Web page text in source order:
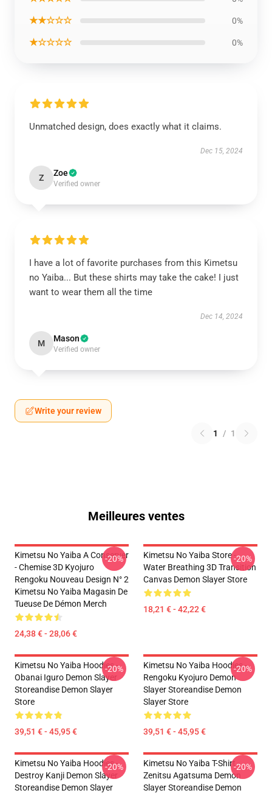
★★☆☆☆ 0%
★☆☆☆☆ 0%
Unmatched design, does exactly what it claims.
Dec 15, 2024
Z Zoe
Verified owner
I have a lot of favorite purchases from this Kimetsu
no Yaiba... But these shirts may take the cake! I just
want to wear them all the time
Dec 14, 2024
M Mason
Verified owner
Write your review
1 / 1
Meilleures ventes
Kimetsu No Yaiba A Conserver
- Chemise 3D Kyojuro
Rengoku Nouveau Design N° 2
Kimetsu No Yaiba Magasin De
Tueuse De Démon Merch
24,38 € - 28,06 €
-20%
Kimetsu No Yaiba Store -
Water Breathing 3D Transition
Canvas Demon Slayer Store
18,21 € - 42,22 €
-20%
Kimetsu No Yaiba Hoodies -
Obanai Iguro Demon Slayer
Storeandise Demon Slayer
Store
39,51 € - 45,95 €
-20%
Kimetsu No Yaiba Hoodies -
Rengoku Kyojuro Demon
Slayer Storeandise Demon
Slayer Store
39,51 € - 45,95 €
-20%
Kimetsu No Yaiba Hoodies -
Destroy Kanji Demon Slayer
Storeandise Demon Slayer
-20%
Kimetsu No Yaiba T-Shirt -
Zenitsu Agatsuma Demon
Slayer Storeandise Demon
-20%